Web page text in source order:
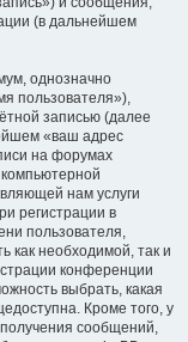
(в дальнейшем
однозначно
пользователя»),
записью (далее
«ваш адрес
на форумах
нам услуги
регистрации в
пользователя,
как необходимой, так и
конференции
выбрать, какая
Кроме того, у
получения сообщений,